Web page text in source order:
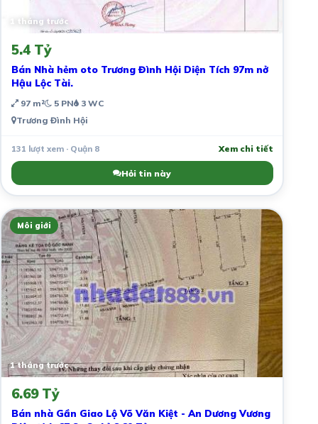
1 tháng trước
5.4 Tỷ
Bán Nhà hẻm oto Trương Đình Hội Diện Tích 97m nở
Hậu Lộc Tài.
97 m² 5 PN 3 WC
Trương Đình Hội
131 lượt xem · Quận 8 Xem chi tiết
Hỏi tin này
Môi giới
1 tháng trước
6.69 Tỷ
Bán nhà Gần Giao Lộ Võ Văn Kiệt - An Dương Vương